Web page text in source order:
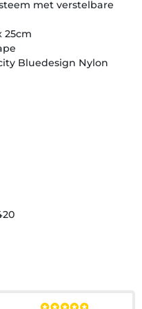
met verstelbare
25cm
Bluedesign Nylon